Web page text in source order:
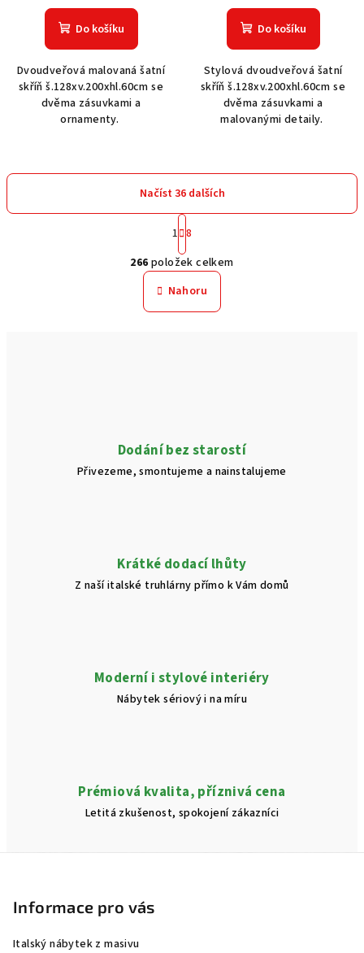
Do košíku
Dvoudveřová malovaná šatní
skříň š.128xv.200xhl.60cm se
dvěma zásuvkami a
ornamenty.
Do košíku
Stylová dvoudveřová šatní
skříň š.128xv.200xhl.60cm se
dvěma zásuvkami a
malovanými detaily.
O
v
l
á
k
y
s
u
Načíst 36 dalších
S
t
r
á
n
k
o
1 8
266 položek celkem
Nahoru
Dodání bez starostí
Přivezeme, smontujeme a nainstalujeme
Krátké dodací lhůty
Z naší italské truhlárny přímo k Vám domů
Moderní i stylové interiéry
Nábytek sériový i na míru
Prémiová kvalita, příznivá cena
Letitá zkušenost, spokojení zákazníci
Informace pro vás
Italský nábytek z masivu